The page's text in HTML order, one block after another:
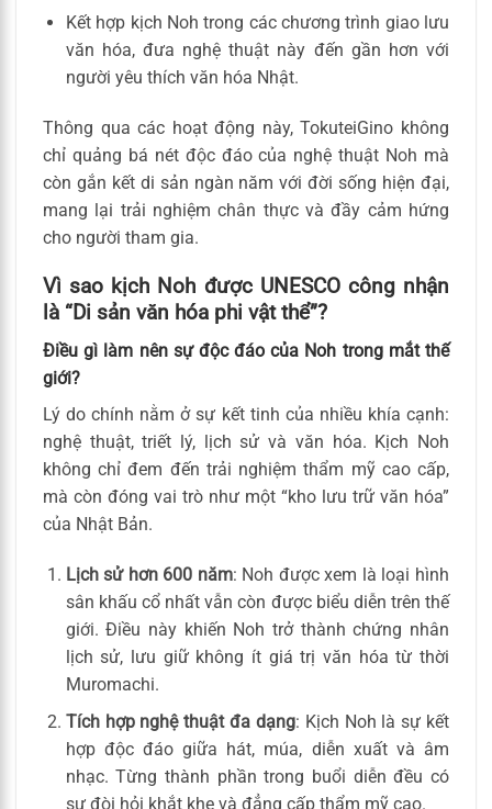
Kết hợp kịch Noh trong các chương trình giao lưu
văn hóa, đưa nghệ thuật này đến gần hơn với
người yêu thích văn hóa Nhật.
Thông qua các hoạt động này, TokuteiGino không
chỉ quảng bá nét độc đáo của nghệ thuật Noh mà
còn gắn kết di sản ngàn năm với đời sống hiện đại,
mang lại trải nghiệm chân thực và đầy cảm hứng
cho người tham gia.
Vì sao kịch Noh được UNESCO công nhận
là “Di sản văn hóa phi vật thể”?
Điều gì làm nên sự độc đáo của Noh trong mắt thế
giới?
Lý do chính nằm ở sự kết tinh của nhiều khía cạnh:
nghệ thuật, triết lý, lịch sử và văn hóa. Kịch Noh
không chỉ đem đến trải nghiệm thẩm mỹ cao cấp,
mà còn đóng vai trò như một “kho lưu trữ văn hóa”
của Nhật Bản.
Lịch sử hơn 600 năm: Noh được xem là loại hình
sân khấu cổ nhất vẫn còn được biểu diễn trên thế
giới. Điều này khiến Noh trở thành chứng nhân
lịch sử, lưu giữ không ít giá trị văn hóa từ thời
Muromachi.
Tích hợp nghệ thuật đa dạng: Kịch Noh là sự kết
hợp độc đáo giữa hát, múa, diễn xuất và âm
nhạc. Từng thành phần trong buổi diễn đều có
sự đòi hỏi khắt khe và đẳng cấp thẩm mỹ cao.